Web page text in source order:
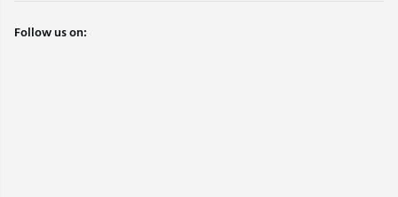
Follow us on: